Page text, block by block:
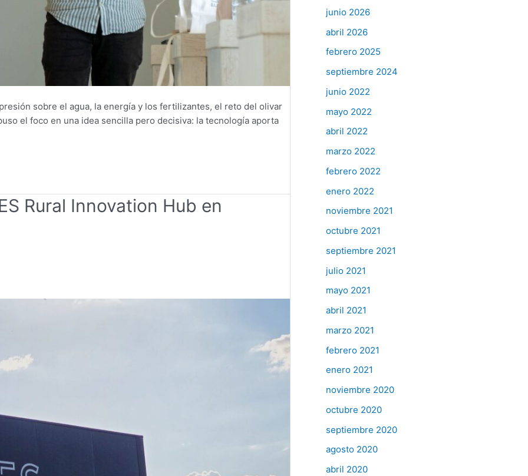
sobre el agua, la energía y los fertilizantes, el reto del olivar
el foco en una idea sencilla pero decisiva: la tecnología aporta
Rural Innovation Hub en
junio 2026
abril 2026
febrero 2025
septiembre 2024
junio 2022
mayo 2022
abril 2022
marzo 2022
febrero 2022
enero 2022
noviembre 2021
octubre 2021
septiembre 2021
julio 2021
mayo 2021
abril 2021
marzo 2021
febrero 2021
enero 2021
noviembre 2020
octubre 2020
septiembre 2020
agosto 2020
abril 2020